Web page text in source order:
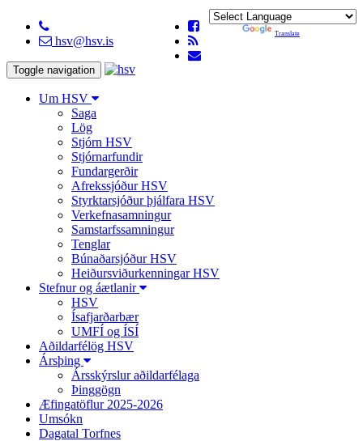
hsv@hsv.is
Translate
Toggle navigation
Um HSV
Saga
Lög
Stjórn HSV
Stjórnarfundir
Fundargerðir
Afrekssjóður HSV
Styrktarsjóður þjálfara HSV
Verkefnasamningur
Samstarfssamningur
Tenglar
Búnaðarsjóður HSV
Heiðursviðurkenningar HSV
Stefnur og áætlanir
HSV
Ísafjarðarbær
UMFÍ og ÍSÍ
Aðildarfélög HSV
Ársþing
Ársskýrslur aðildarfélaga
Þinggögn
Æfingatöflur 2025-2026
Umsókn
Dagatal Torfnes